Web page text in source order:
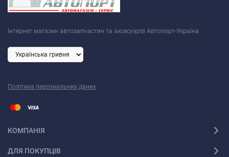
Інтернет магазин автозапчастин та аксесуарів Автопорт-Україна
Політика персональних даних
КОМПАНІЯ
ДЛЯ ПОКУПЦІВ